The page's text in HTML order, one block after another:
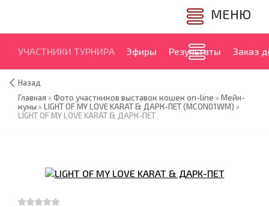
МЕНЮ
УЧАСТНИКИ ТУРНИРА Эфиры Результаты Заказ
Назад
Главная »Фото участников выставок кошек on-line »Мейн-
куны »LIGHT OF MY LOVE KARAT & ДАРК-ПЕТ (MCON01WM) »
LIGHT OF MY LOVE KARAT & ДАРК-ПЕТ